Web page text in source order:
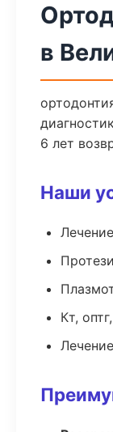
в
6 лет
Наши
Кт,